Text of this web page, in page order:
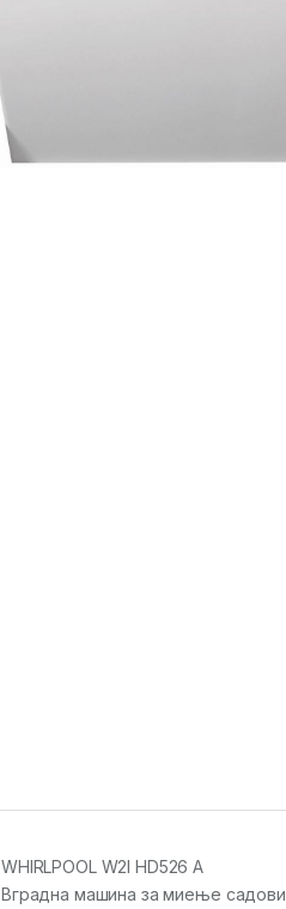
WHIRLPOOL W2I HD526 A
Вградна машина за миење садови